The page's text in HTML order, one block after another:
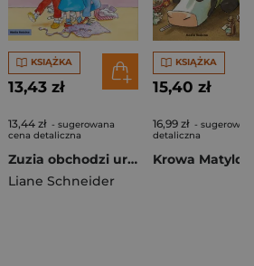
KSIĄŻKA
13,43 zł
13,44 zł - sugerowana
cena detaliczna
Zuzia obchodzi urodziny. Mądra Mysz
Liane Schneider
KSIĄŻKA
15,40 zł
16,99 zł -
detaliczna